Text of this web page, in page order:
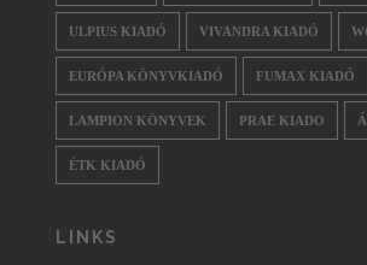
ULPIUS KIADÓ VIVANDRA KIADÓ
EURÓPA KÖNYVKIADÓ FUMAX KIADÓ
LAMPION KÖNYVEK PRAE KIADO
ÉTK KIADÓ
LINKS